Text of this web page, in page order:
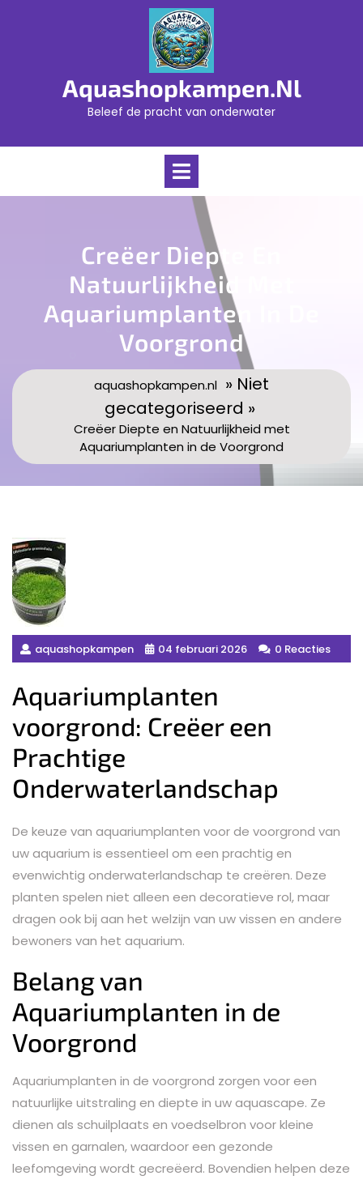
Aquashopkampen.nl
Beleef de pracht van onderwater
Open
Creëer Diepte En
Natuurlijkheid Met
Aquariumplanten In De
Voorgrond
aquashopkampen.nl » Niet
gecategoriseerd »
Creëer Diepte en Natuurlijkheid met
Aquariumplanten in de Voorgrond
aquashopkampen 04 februari 2026 0 Reacties
Aquariumplanten
voorgrond: Creëer een
Prachtige
Onderwaterlandschap
De keuze van aquariumplanten voor de voorgrond van
uw aquarium is essentieel om een prachtig en
evenwichtig onderwaterlandschap te creëren. Deze
planten spelen niet alleen een decoratieve rol, maar
dragen ook bij aan het welzijn van uw vissen en andere
bewoners van het aquarium.
Belang van
Aquariumplanten in de
Voorgrond
Aquariumplanten in de voorgrond zorgen voor een
natuurlijke uitstraling en diepte in uw aquascape. Ze
dienen als schuilplaats en voedselbron voor kleine
vissen en garnalen, waardoor een gezonde
leefomgeving wordt gecreëerd. Bovendien helpen deze